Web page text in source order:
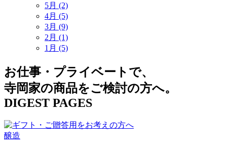
5月 (2)
4月 (5)
3月 (9)
2月 (1)
1月 (5)
お仕事・プライベートで、
寺岡家の商品をご検討の方へ。
DIGEST PAGES
醸造